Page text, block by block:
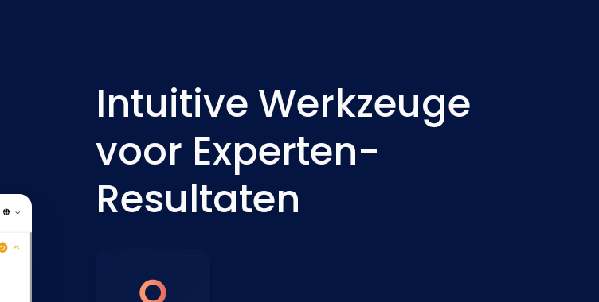
Intuitive Werkzeuge
voor Experten-
Resultaten